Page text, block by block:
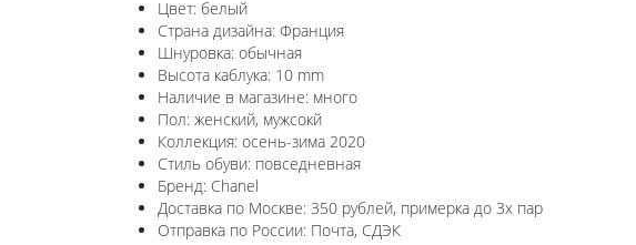
Цвет: белый
Страна дизайна: Франция
Шнуровка: обычная
Высота каблука: 10 mm
Наличие в магазине: много
Пол: женский, мужсокй
Коллекция: осень-зима 2020
Стиль обуви: повседневная
Бренд: Chanel
Доставка по Москве: 350 рублей, примерка до 3х пар
Отправка по России: Почта, СДЭК